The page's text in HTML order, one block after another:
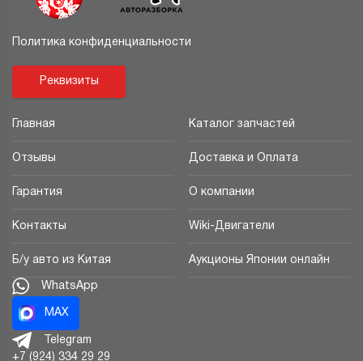
Политика конфиденциальности
Реквизиты
Главная Каталог запчастей
Отзывы Доставка и Оплата
Гарантия О компании
Контакты Wiki-Двигатели
Б/у авто из Китая Аукционы Японии онлайн
WhatsApp
MAX
Telegram
+7 (924) 334 29 29